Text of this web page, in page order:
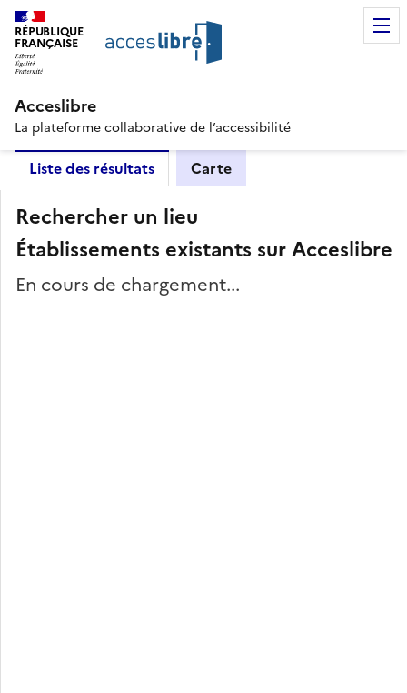
RÉPUBLIQUE
FRANÇAISE
Acceslibre
La plateforme collaborative de l’accessibilité
Liste des résultats Carte
Rechercher un lieu
Établissements existants sur Acceslibre
En cours de chargement...